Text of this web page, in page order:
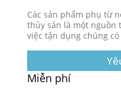
Các sản phẩm phụ từ
thủy sản là một nguồn
việc tận dụng chúng
Miễn phí